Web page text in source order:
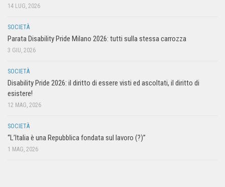
14 LUG, 2026
SOCIETÀ
Parata Disability Pride Milano 2026: tutti sulla stessa carrozza
3 GIU, 2026
SOCIETÀ
Disability Pride 2026: il diritto di essere visti ed ascoltati, il diritto di
esistere!
12 MAG, 2026
SOCIETÀ
“L’Italia è una Repubblica fondata sul lavoro (?)”
1 MAG, 2026